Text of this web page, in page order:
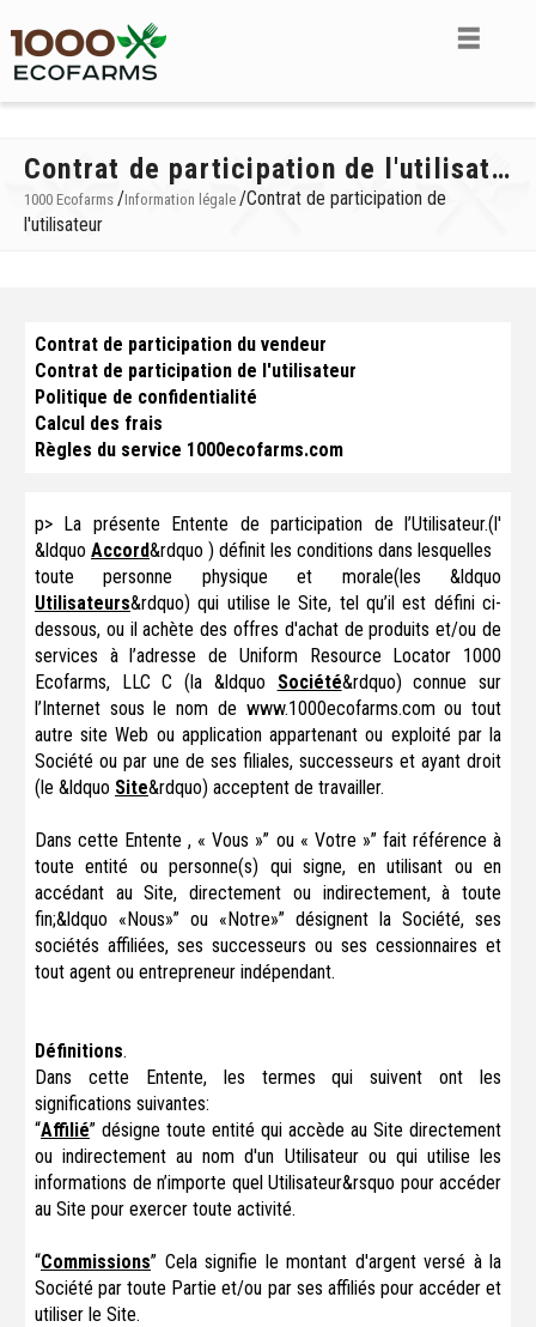
Contrat de participation de l'utilisateur
1000 Ecofarms /Information légale /Contrat de participation de
l'utilisateur
Contrat de participation du vendeur
Contrat de participation de l'utilisateur
Politique de confidentialité
Calcul des frais
Règles du service 1000ecofarms.com
p> La présente Entente de participation de l’Utilisateur.(l'
&ldquo Accord&rdquo ) définit les conditions dans lesquelles
toute personne physique et morale(les &ldquo
Utilisateurs&rdquo) qui utilise le Site, tel qu’il est défini ci-
dessous, ou il achète des offres d'achat de produits et/ou de
services à l’adresse de Uniform Resource Locator 1000
Ecofarms, LLC C (la &ldquo Société&rdquo) connue sur
l’Internet sous le nom de www.1000ecofarms.com ou tout
autre site Web ou application appartenant ou exploité par la
Société ou par une de ses filiales, successeurs et ayant droit
(le &ldquo Site&rdquo) acceptent de travailler.
Dans cette Entente , « Vous »” ou « Votre »” fait référence à
toute entité ou personne(s) qui signe, en utilisant ou en
accédant au Site, directement ou indirectement, à toute
fin;&ldquo «Nous»” ou «Notre»” désignent la Société, ses
sociétés affiliées, ses successeurs ou ses cessionnaires et
tout agent ou entrepreneur indépendant.
Définitions.
Dans cette Entente, les termes qui suivent ont les
significations suivantes:
“Affilié” désigne toute entité qui accède au Site directement
ou indirectement au nom d'un Utilisateur ou qui utilise les
informations de n’importe quel Utilisateur&rsquo pour accéder
au Site pour exercer toute activité.
“Commissions” Cela signifie le montant d'argent versé à la
Société par toute Partie et/ou par ses affiliés pour accéder et
utiliser le Site.